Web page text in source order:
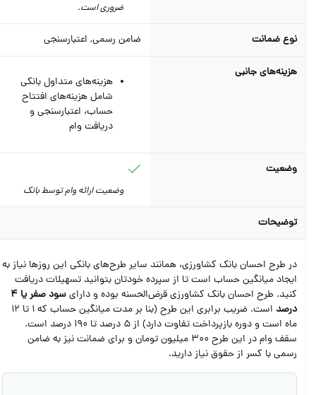
ضروری است.
نوع ضمانت ضامن رسمی, اعتبارسنجی
هزینه‌های جانبی
هزینه‌های متداول بانکی
شامل هزینه‌های افتتاح
حساب، اعتبارسنجی و
دریافت وام
وضعیت
وضعیت ارائه وام توسط بانک
توضیحات
در طرح احسان بانک کشاورزی، همانند سایر طرح‌های بانکی این روزها نیاز به
ایجاد میانگین حساب است تا از سپرده‌ خودتان بتوانید تسهیلات دریافت
کنید. طرح احسان بانک کشاورزی قرض‌الحسنه بوده و دارای
سود صفر یا 4
درصد
است. ضریب برابری این طرح (بنا بر مدت میانگین حساب که 1 تا 12
ماه است و دوره بازپرداخت تفاوت دارد) از 5 درصد تا 190 درصد است.
سقف وام در این طرح 300 میلیون تومان و برای ضمانت نیز به ضامن
رسمی با کسر از حقوق نیاز دارید.